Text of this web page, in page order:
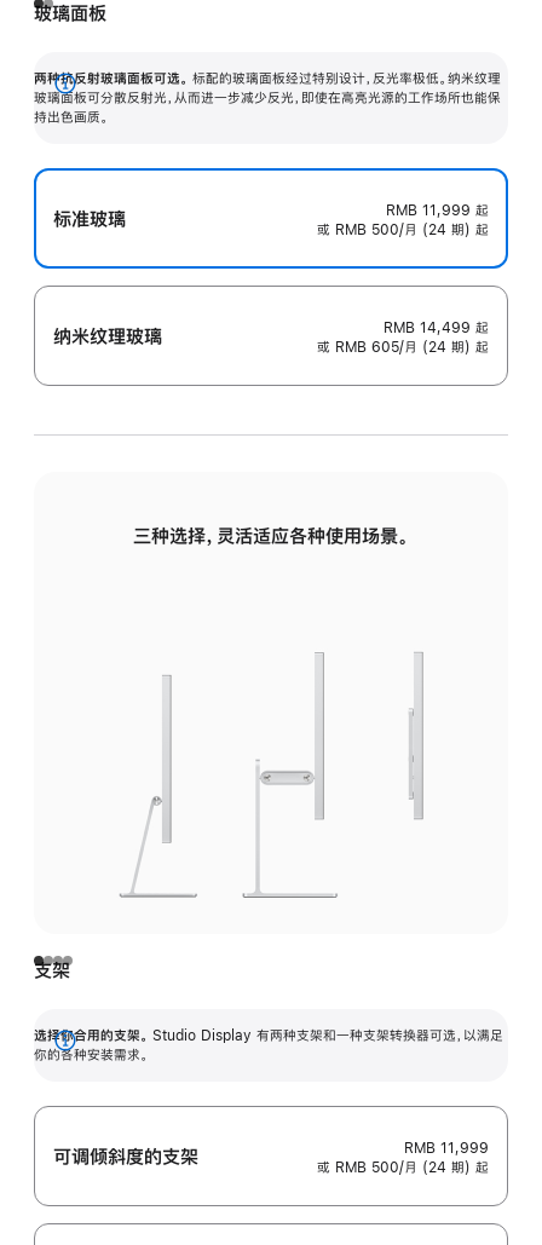
玻璃面板
两种抗反射玻璃面板可选。 标配的玻璃面板经过特别设计，反光率极低。纳米纹理
玻璃面板可分散反射光，从而进一步减少反光，即使在高亮光源的工作场所也能保
持出色画质。
展
开
标准玻璃 RMB 11,999 起
或 RMB 500/月 (24 期) 起
纳米纹理玻璃 RMB 14,499 起
或 RMB 605/月 (24 期) 起
三种选择，灵活适应各种使用场景。
支架
选择你合用的支架。 Studio Display 有两种支架和一种支架转换器可选，以满足
你的各种安装需求。
展
可调倾斜度的支架
RMB 11,999
或 RMB 500/月 (24 期) 起